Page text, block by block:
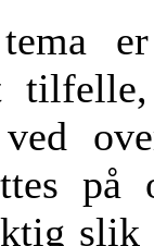
slik